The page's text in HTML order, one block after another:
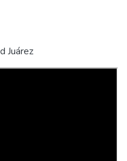
Juárez